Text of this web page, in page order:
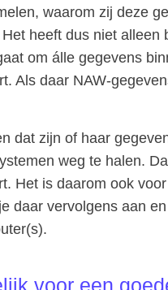
waarom zij deze
heeft dus niet alleen
om álle gegevens
Als daar NAW-
dat zijn of haar
weg te halen.
Het is daarom ook
daar vervolgens aan
voor een